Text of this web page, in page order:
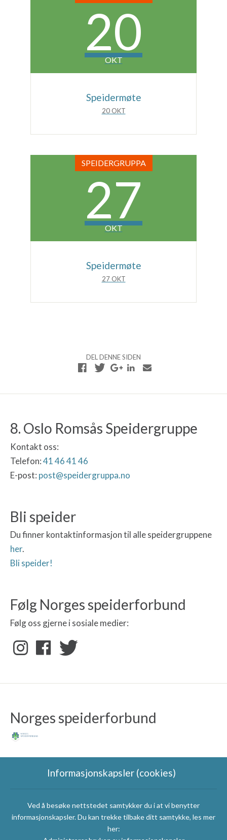
20
OKT
Speidermøte
20 OKT
SPEIDERGRUPPA
27
OKT
Speidermøte
27 OKT
DEL DENNE SIDEN
8. Oslo Romsås Speidergruppe
Kontakt oss:
Telefon:41 46 41 46
E-post: post@speidergruppa.no
Bli speider
Du finner kontaktinformasjon til alle speidergruppene
her.
Bli speider!
Følg Norges speiderforbund
Følg oss gjerne i sosiale medier:
Norges speiderforbund
Speidergruppas
samarbeidspartnere
Informasjonskapsler (cookies)
Ved å besøke nettstedet samtykker du i at vi benytter
informasjonskapsler. Du kan trekke tilbake ditt samtykke, les mer
her: